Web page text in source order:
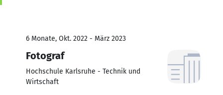
6 Monate, Okt. 2022 - März 2023
Fotograf
Hochschule Karlsruhe - Technik und
Wirtschaft